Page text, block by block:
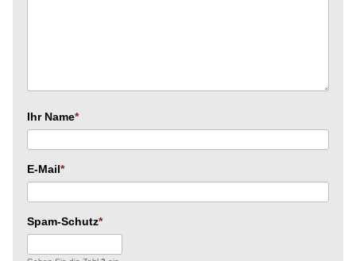
Ihr Name
E-Mail
Spam-Schutz